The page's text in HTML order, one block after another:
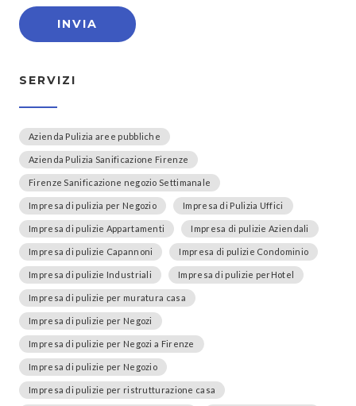
SERVIZI
Azienda Pulizia aree pubbliche
Azienda Pulizia Sanificazione Firenze
Firenze Sanificazione negozio Settimanale
Impresa di pulizia per Negozio Impresa di Pulizia Uffici
Impresa di pulizie Appartamenti Impresa di pulizie Aziendali
Impresa di pulizie Capannoni Impresa di pulizie Condominio
Impresa di pulizie Industriali Impresa di pulizie perHotel
Impresa di pulizie per muratura casa
Impresa di pulizie per Negozi
Impresa di pulizie per Negozi a Firenze
Impresa di pulizie per Negozio
Impresa di pulizie per ristrutturazione casa